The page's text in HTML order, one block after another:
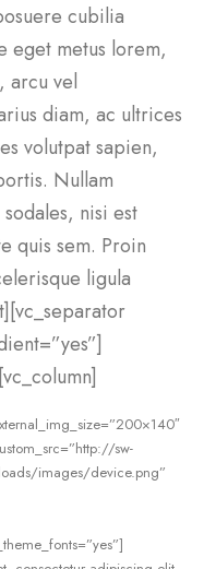
cubilia
eget metus lorem,
arcu vel
diam, ac ultrices
volutpat sapien,
Nullam
nisi est
quis sem. Proin
ligula
sw-
images/device.png”